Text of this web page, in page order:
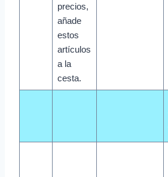
precios,
añade
estos
artículos
a la
cesta.